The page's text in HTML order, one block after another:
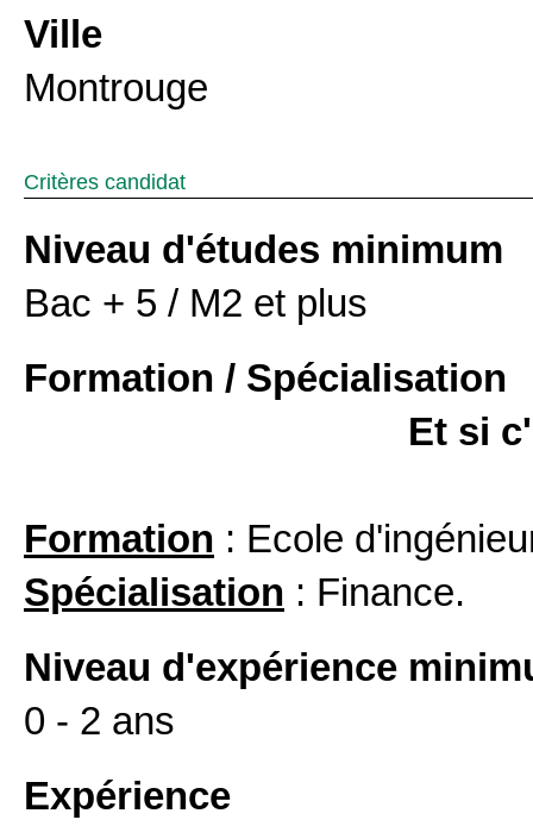
Ville
Montrouge
Critères candidat
Niveau d'études minimum
Bac + 5 / M2 et plus
Formation / Spécialisation
Et si
Formation : Ecole
Spécialisation : Finance.
Niveau d'expérience
0 - 2 ans
Expérience